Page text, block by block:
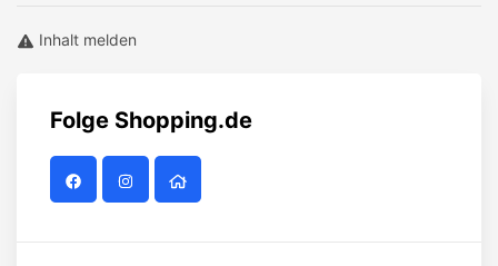
Inhalt melden
Folge Shopping.de